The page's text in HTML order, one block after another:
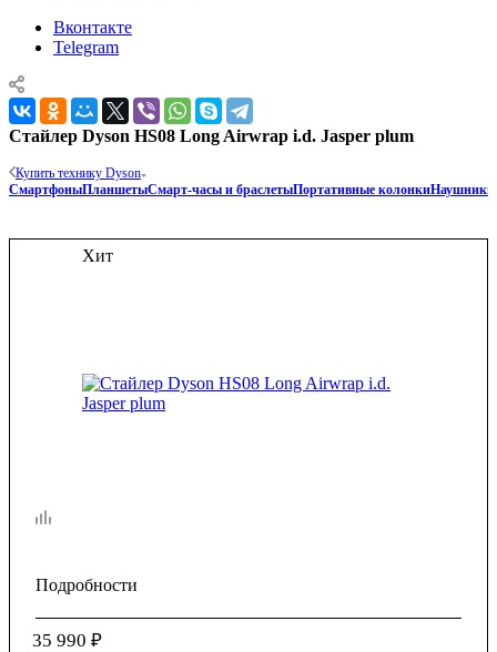
Вконтакте
Telegram
Стайлер Dyson HS08 Long Airwrap i.d. Jasper plum
Купить технику Dyson
СмартфоныПланшетыСмарт-часы и браслетыПортативные колонкиНаушники
Хит
Подробности
35 990 ₽